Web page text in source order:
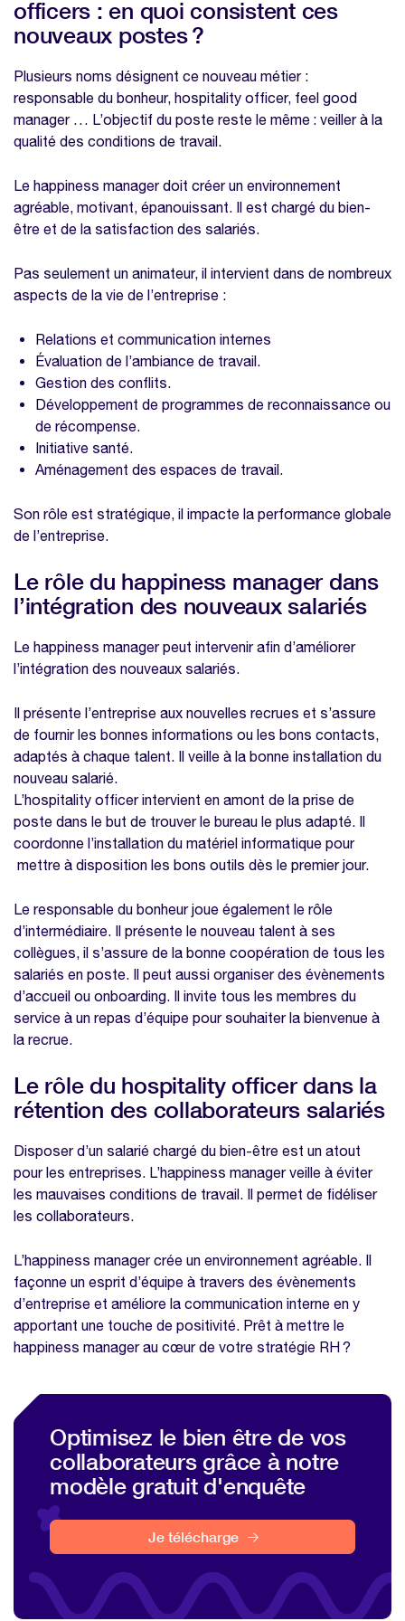
Le rôle du happiness manager dans
l’intégration des nouveaux salariés
Le rôle du hospitality officer dans la
rétention des collaborateurs salariés
Optimisez le bien être de vos
collaborateurs grâce à notre modèle
Nos modèles à télécharger sur la même
thématique
Modèle DUERP
Modèle de rapport d'étonnement
officers : en quoi consistent ces
nouveaux postes ?
Plusieurs noms désignent ce nouveau métier :
responsable du bonheur, hospitality officer, feel good
manager … L’objectif du poste reste le même : veiller à la
qualité des conditions de travail.
Le happiness manager doit créer un environnement
agréable, motivant, épanouissant. Il est chargé du bien-
être et de la satisfaction des salariés.
Pas seulement un animateur, il intervient dans de nombreux
aspects de la vie de l’entreprise :
Relations et communication internes
Évaluation de l’ambiance de travail.
Gestion des conflits.
Développement de programmes de reconnaissance ou
de récompense.
Initiative santé.
Aménagement des espaces de travail.
Son rôle est stratégique, il impacte la performance globale
de l’entreprise.
Le rôle du happiness manager dans
l’intégration des nouveaux salariés
Le happiness manager peut intervenir afin d’améliorer
l’intégration des nouveaux salariés.
Il présente l’entreprise aux nouvelles recrues et s’assure
de fournir les bonnes informations ou les bons contacts,
adaptés à chaque talent. Il veille à la bonne installation du
nouveau salarié.
L’hospitality officer intervient en amont de la prise de
poste dans le but de trouver le bureau le plus adapté. Il
coordonne l’installation du matériel informatique pour
mettre à disposition les bons outils dès le premier jour.
Le responsable du bonheur joue également le rôle
d’intermédiaire. Il présente le nouveau talent à ses
collègues, il s’assure de la bonne coopération de tous les
salariés en poste. Il peut aussi organiser des évènements
d’accueil ou onboarding. Il invite tous les membres du
service à un repas d’équipe pour souhaiter la bienvenue à
la recrue.
Le rôle du hospitality officer dans la
rétention des collaborateurs salariés
Disposer d’un salarié chargé du bien-être est un atout
pour les entreprises. L’happiness manager veille à éviter
les mauvaises conditions de travail. Il permet de fidéliser
les collaborateurs.
L’happiness manager crée un environnement agréable. Il
façonne un esprit d’équipe à travers des évènements
d’entreprise et améliore la communication interne en y
apportant une touche de positivité. Prêt à mettre le
happiness manager au cœur de votre stratégie RH ?
Optimisez le bien être de vos
collaborateurs grâce à notre
modèle gratuit d'enquête
Je télécharge